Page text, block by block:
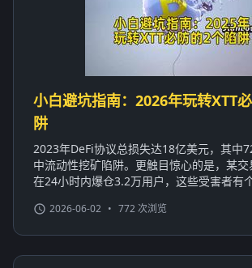
小白避坑指南：2026年玩转XTT
阱
2023年DeFi协议总损失达18亿美元，其中
中流动性挖矿陷阱。更触目惊心的是，某交
在24小时内爆仓3.2万用户，这些受害者有
2026-06-02 • 772 次浏览